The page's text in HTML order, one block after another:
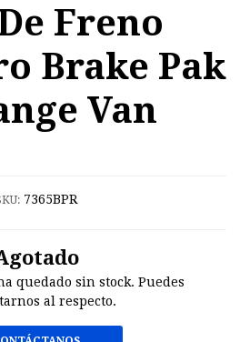
Freno
Brake Pak
Van
7365BPR
quedado sin stock. Puedes
al respecto.